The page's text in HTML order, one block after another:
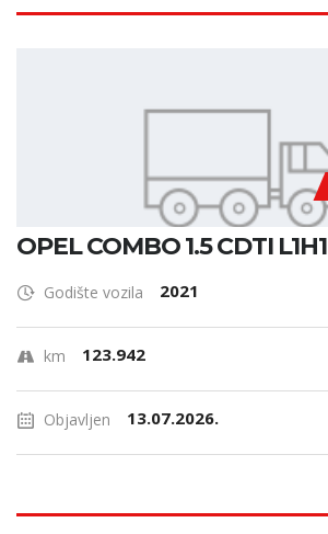
OPEL COMBO 1.5 CDTI L1H1
Godište vozila 2021
km 123.942
Objavljen 13.07.2026.